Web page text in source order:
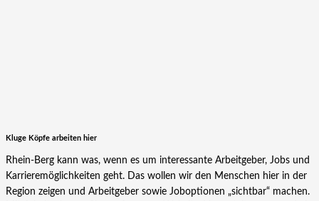
Kluge Köpfe arbeiten hier
Rhein-Berg kann was, wenn es um interessante Arbeitgeber, Jobs und
Karrieremöglichkeiten geht. Das wollen wir den Menschen hier in der
Region zeigen und Arbeitgeber sowie Joboptionen „sichtbar“ machen.